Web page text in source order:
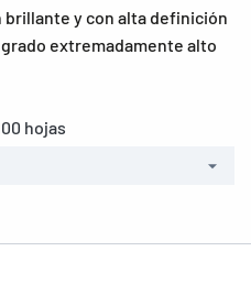
y con alta definición
extremadamente alto
hojas